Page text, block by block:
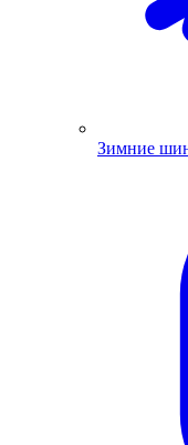
Зимние